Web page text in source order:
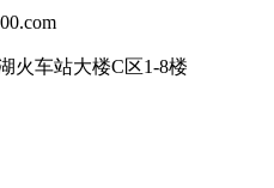
火车站大楼C区1-8楼